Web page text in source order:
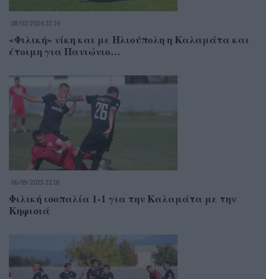
08/02/2026 23:24
«Φιλική» νίκη και με Ηλιούπολη η Καλαμάτα και
έτοιμη για Πανιώνιο…
06/09/2025 22:03
Φιλική ισοπαλία 1-1 για την Καλαμάτα με την
Κηφισιά